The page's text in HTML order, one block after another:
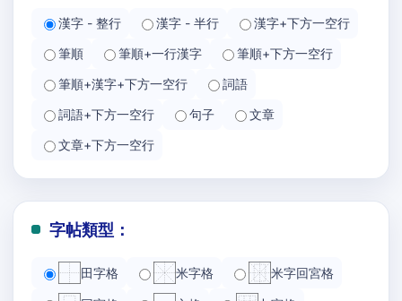
漢字 - 整行 漢字 - 半行
漢字+下方一空行
筆順
筆順+一行漢字
筆順+下方一空行
筆順+漢字+下方一空行
詞語
詞語+下方一空行
句子
文章
文章+下方一空行
字帖類型：
田字格 米字格 米字回宮格